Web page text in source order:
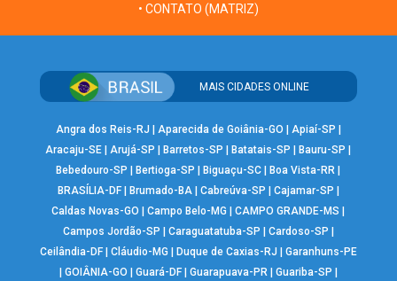
• CONTATO (MATRIZ)
MAIS CIDADES ONLINE
Angra dos Reis-RJ Aparecida de Goiânia-GO Apiaí-SP
Aracaju-SE |Arujá-SP Barretos-SP Batatais-SP Bauru-SP
Bebedouro-SP
Bertioga-SP Biguaçu-SC Boa Vista-RR
BRASÍLIA-DF| Brumado-BA| Cabreúva-SP Cajamar-SP
Caldas Novas-GO
|Campo Belo-MG |CAMPO GRANDE-MS
Campos Jordão-SP
Caraguatatuba-SP Cardoso-SP
Ceilândia-DF| Cláudio-MG Duque de Caxias-RJ
Garanhuns-PE
GOIÂNIA-GO Guará-DF| Guarapuava-PR| Guariba-SP